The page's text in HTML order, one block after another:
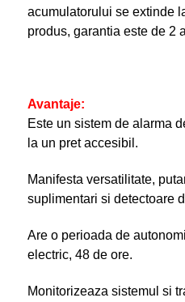
acumulatorului se extinde
produs, garantia este de 2
Avantaje:
Este un sistem de alarma
la un pret accesibil.
Manifesta versatilitate,
suplimentari si detectoare
Are o perioada de
electric, 48 de ore.
Monitorizeaza sistemul si